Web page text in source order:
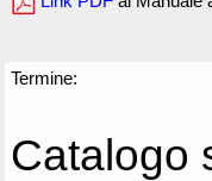
Termine:
Catalogo